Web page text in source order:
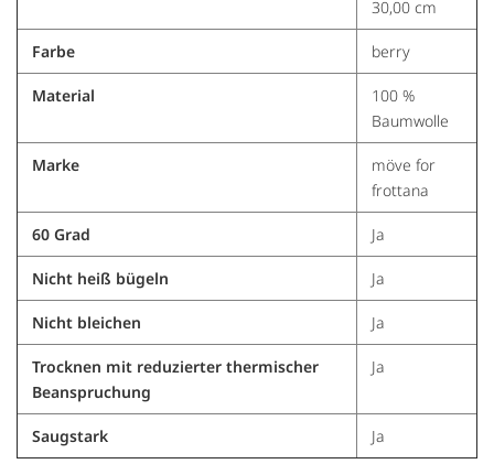
30,00 cm
Farbe berry
Material
100 %
Baumwolle
Marke
möve for
frottana
60 Grad Ja
Nicht heiß bügeln Ja
Nicht bleichen Ja
Trocknen mit reduzierter thermischer
Beanspruchung
Ja
Saugstark Ja